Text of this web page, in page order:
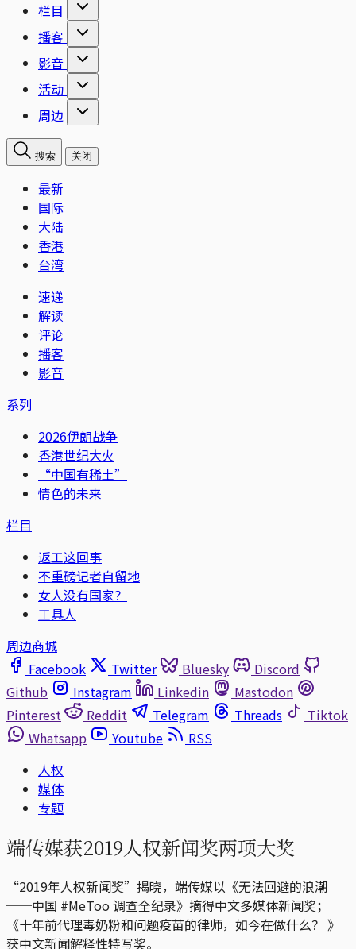
栏目
播客
影音
活动
周边
搜索 关闭
最新
国际
大陆
香港
台湾
速递
解读
评论
播客
影音
系列
2026伊朗战争
香港世纪大火
“中国有稀土”
情色的未来
栏目
返工这回事
不重磅记者自留地
女人没有国家？
工具人
周边商城
Facebook
Twitter Bluesky
Discord
Github
Instagram Linkedin
Mastodon
Pinterest
Reddit Telegram Threads
Tiktok
Whatsapp
Youtube
RSS
人权
媒体
专题
端传媒获2019人权新闻奖两项大奖
“2019年人权新闻奖”揭晓，端传媒以《无法回避的浪潮
──中国 #MeToo 调查全纪录》摘得中文多媒体新闻奖；
《十年前代理毒奶粉和问题疫苗的律师，如今在做什么？ 》
获中文新闻解释性特写奖。